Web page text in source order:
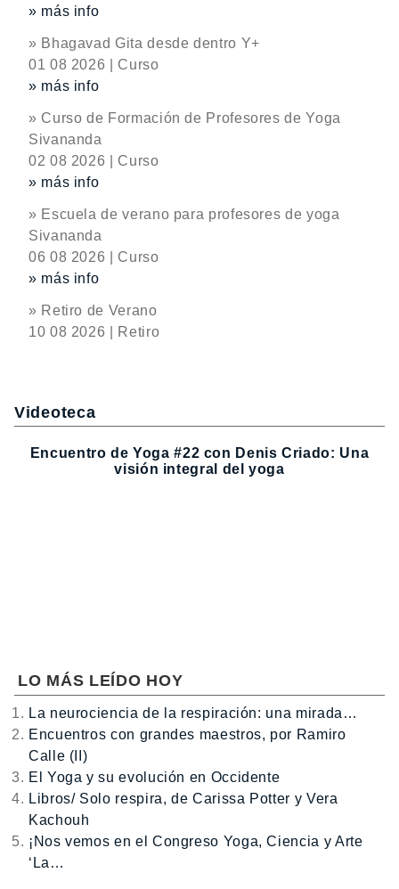
» más info
» Bhagavad Gita desde dentro Y+
01 08 2026 | Curso
» más info
» Curso de Formación de Profesores de Yoga
Sivananda
02 08 2026 | Curso
» más info
» Escuela de verano para profesores de yoga
Sivananda
06 08 2026 | Curso
» más info
» Retiro de Verano
10 08 2026 | Retiro
Videoteca
Encuentro de Yoga #22 con Denis Criado: Una
visión integral del yoga
LO MÁS LEÍDO HOY
La neurociencia de la respiración: una mirada…
Encuentros con grandes maestros, por Ramiro
Calle (II)
El Yoga y su evolución en Occidente
Libros/ Solo respira, de Carissa Potter y Vera
Kachouh
¡Nos vemos en el Congreso Yoga, Ciencia y Arte
‘La…